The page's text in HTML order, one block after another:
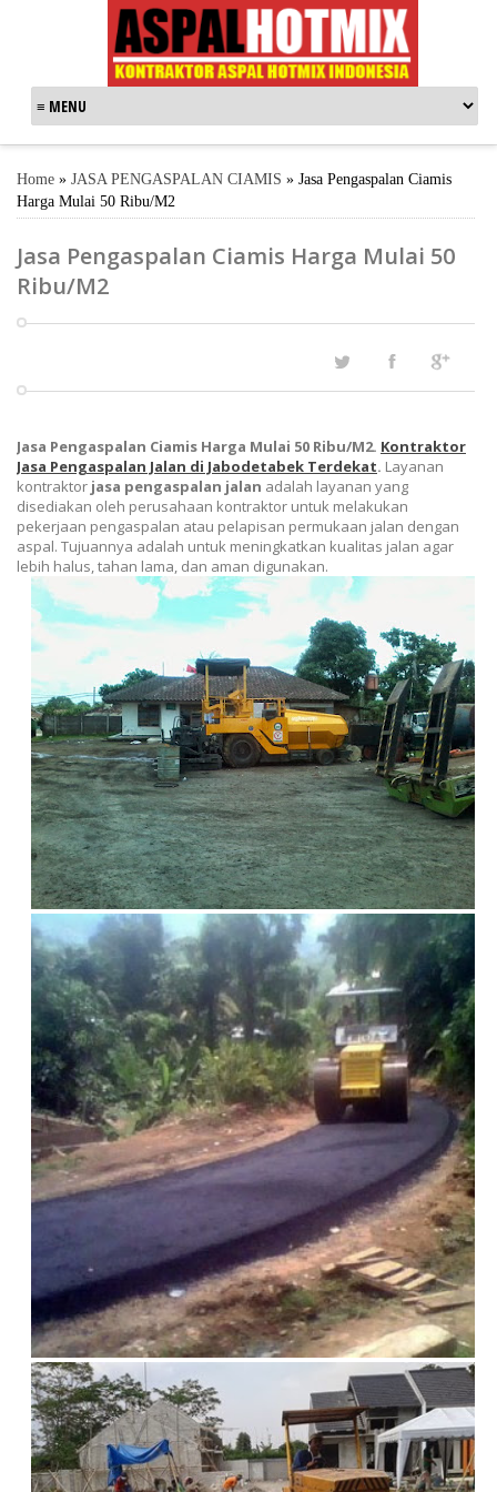
Home » JASA PENGASPALAN CIAMIS » Jasa Pengaspalan Ciamis
Harga Mulai 50 Ribu/M2
Jasa Pengaspalan Ciamis Harga Mulai 50
Ribu/M2
Jasa Pengaspalan Ciamis Harga Mulai 50 Ribu/M2. Kontraktor
Jasa Pengaspalan Jalan di Jabodetabek Terdekat. Layanan
kontraktor jasa pengaspalan jalan adalah layanan yang
disediakan oleh perusahaan kontraktor untuk melakukan
pekerjaan pengaspalan atau pelapisan permukaan jalan dengan
aspal. Tujuannya adalah untuk meningkatkan kualitas jalan agar
lebih halus, tahan lama, dan aman digunakan.